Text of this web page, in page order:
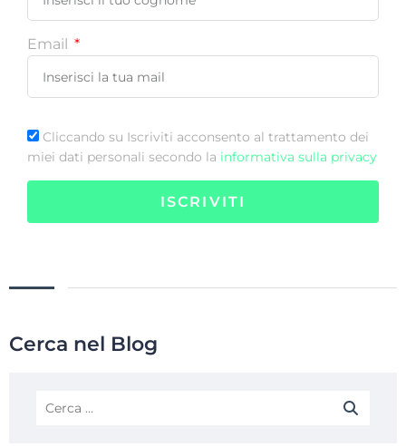
Email
Cliccando su Iscriviti acconsento al trattamento dei
miei dati personali secondo la informativa sulla privacy
ISCRIVITI
Cerca nel Blog